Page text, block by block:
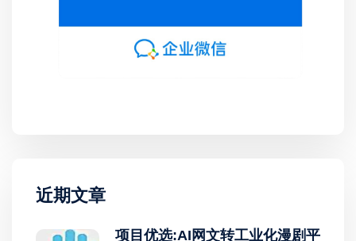
近期文章
项目优选:AI网文转工业化漫剧平